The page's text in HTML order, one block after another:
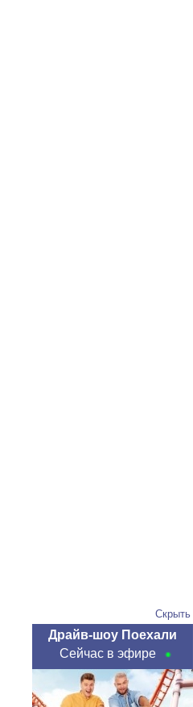
Скрыть
Драйв-шоу Поехали
Сейчас в эфире